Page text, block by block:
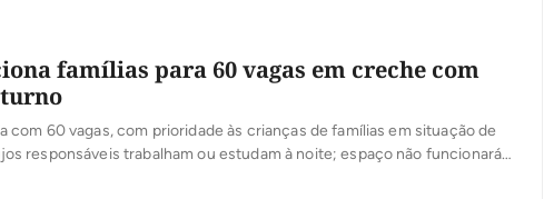
famílias para 60 vagas em creche com
com 60 vagas, com prioridade às crianças de famílias em situação de
responsáveis trabalham ou estudam à noite; espaço não funcionará